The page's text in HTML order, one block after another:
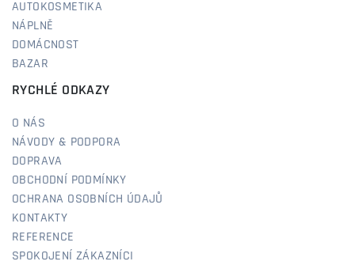
AUTOKOSMETIKA
NÁPLNĚ
DOMÁCNOST
BAZAR
RYCHLÉ ODKAZY
O NÁS
NÁVODY & PODPORA
DOPRAVA
OBCHODNÍ PODMÍNKY
OCHRANA OSOBNÍCH ÚDAJŮ
KONTAKTY
REFERENCE
SPOKOJENÍ ZÁKAZNÍCI